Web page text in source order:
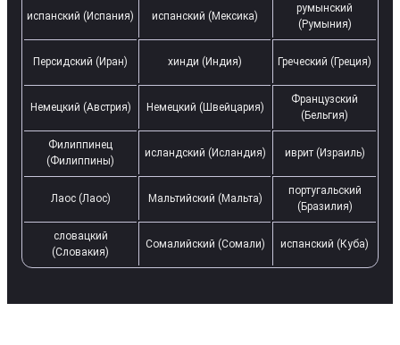
испанский (Испания) испанский (Мексика)
румынский
(Румыния)
Персидский (Иран) хинди (Индия) Греческий (Греция)
Немецкий (Австрия) Немецкий (Швейцария)
Французский
(Бельгия)
Филиппинец
(Филиппины)
исландский (Исландия) иврит (Израиль)
Лаос (Лаос) Мальтийский (Мальта)
португальский
(Бразилия)
словацкий
(Словакия)
Сомалийский (Сомали) испанский (Куба)